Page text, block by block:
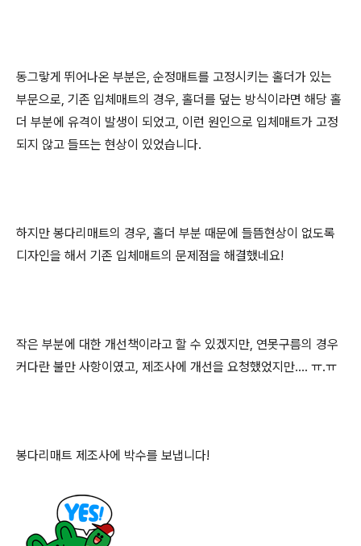
동그랗게 뛰어나온 부분은, 순정매트를 고정시키는 홀더가 있는
부문으로, 기존 입체매트의 경우, 홀더를 덮는 방식이라면 해당 홀
더 부분에 유격이 발생이 되었고, 이런 원인으로 입체매트가 고정
되지 않고 들뜨는 현상이 있었습니다.
하지만 봉다리매트의 경우, 홀더 부분 때문에 들뜸현상이 없도록
디자인을 해서 기존 입체매트의 문제점을 해결했네요!
작은 부분에 대한 개선책이라고 할 수 있겠지만, 연못구름의 경우
커다란 불만 사항이였고, 제조사에 개선을 요청했었지만.... ㅠ.ㅠ
봉다리매트 제조사에 박수를 보냅니다!